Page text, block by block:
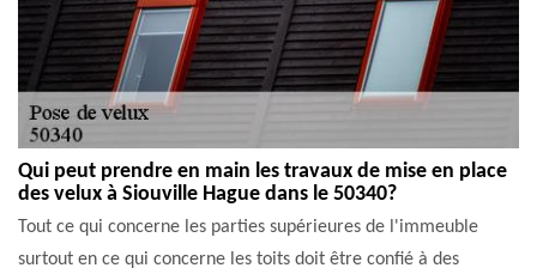
Qui peut prendre en main les travaux de mise en place
des velux à Siouville Hague dans le 50340?
Tout ce qui concerne les parties supérieures de l'immeuble
surtout en ce qui concerne les toits doit être confié à des